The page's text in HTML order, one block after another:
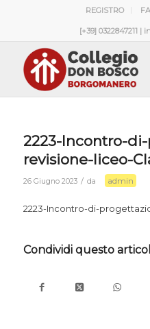
REGISTRO
[+39] 0322847211 |
2223-Incontro-
revisione-liceo-
26 Giugno 2023 / da admin
2223-Incontro-di-
Condividi questo